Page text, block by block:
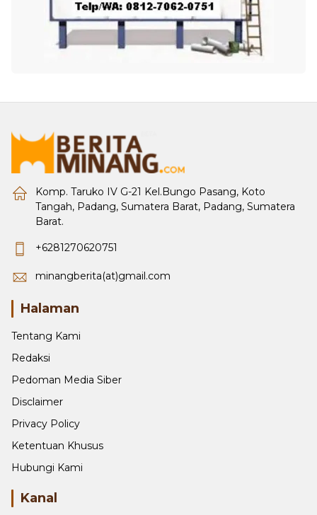
Komp. Taruko IV G-21 Kel.Bungo Pasang, Koto
Tangah, Padang, Sumatera Barat, Padang, Sumatera
Barat.
+6281270620751
minangberita(at)gmail.com
Halaman
Tentang Kami
Redaksi
Pedoman Media Siber
Disclaimer
Privacy Policy
Ketentuan Khusus
Hubungi Kami
Kanal